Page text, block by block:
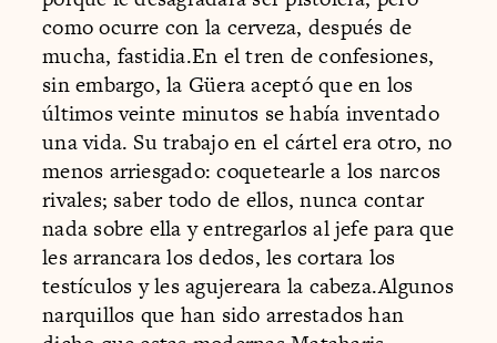
como ocurre con la cerveza, después de
mucha, fastidia.En el tren de confesiones,
sin embargo, la Güera aceptó que en los
últimos veinte minutos se había inventado
una vida. Su trabajo en el cártel era otro, no
menos arriesgado: coquetearle a los narcos
rivales; saber todo de ellos, nunca contar
nada sobre ella y entregarlos al jefe para que
les arrancara los dedos, les cortara los
testículos y les agujereara la cabeza.Algunos
narquillos que han sido arrestados han